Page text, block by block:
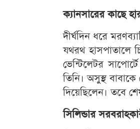
ক্যানসারের কাছে
দীর্ঘদিন ধরে
যথরথ হাসপাতালে
ভেন্টিলেটর
তিনি। অসুস্থ
দিয়েছিলেন। তবে
সিলিন্ডার